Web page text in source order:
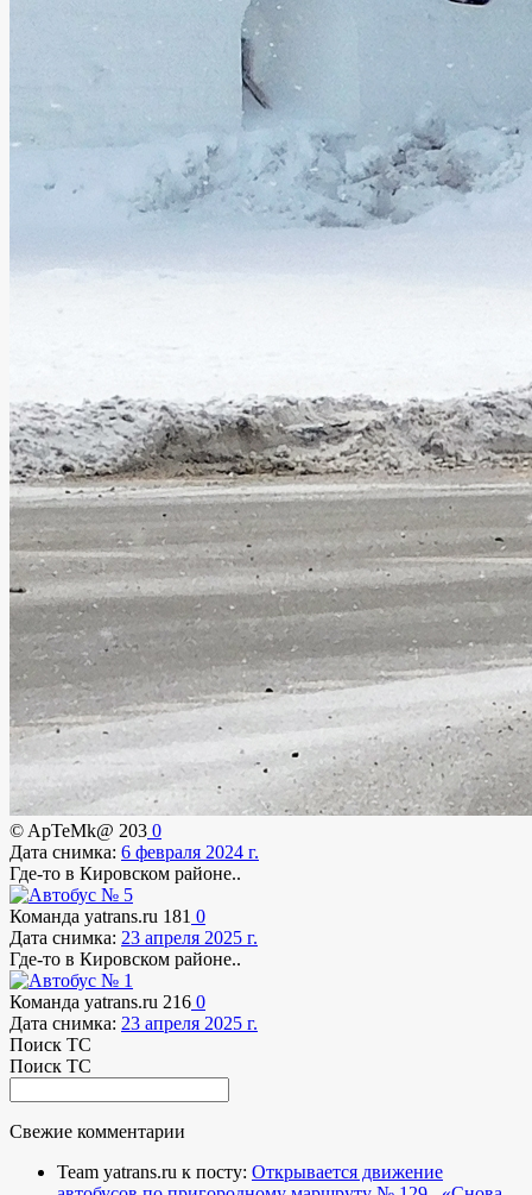
© ApTeMk@ 203 0
Дата снимка: 6 февраля 2024 г.
Где-то в Кировском районе..
Команда yatrans.ru 181 0
Дата снимка: 23 апреля 2025 г.
Где-то в Кировском районе..
Команда yatrans.ru 216 0
Дата снимка: 23 апреля 2025 г.
Поиск ТС
Поиск ТС
Свежие комментарии
Team yatrans.ru к посту: Открывается движение